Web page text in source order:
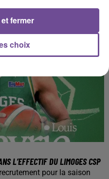
L’EFFECTIF DU LIMOGES CSP
pour la saison
choix
fermer